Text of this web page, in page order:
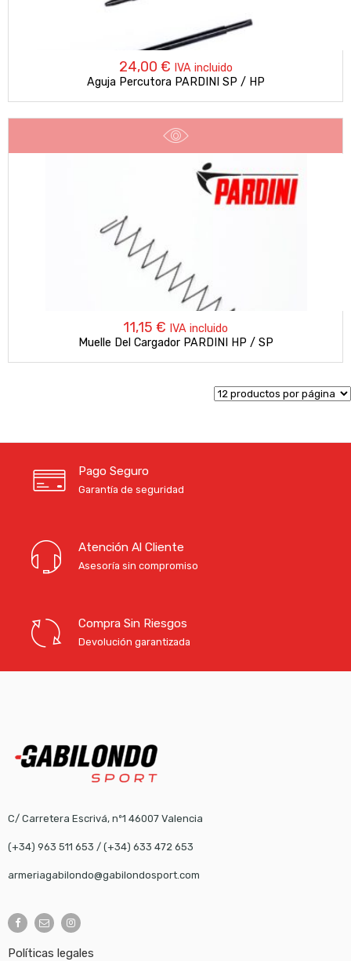
24,00 € IVA incluido
Aguja Percutora PARDINI SP / HP
11,15 € IVA incluido
Muelle Del Cargador PARDINI HP / SP
Pago Seguro
Garantía de seguridad
Atención Al Cliente
Asesoría sin compromiso
Compra Sin Riesgos
Devolución garantizada
C/ Carretera Escrivá, nº1 46007 Valencia
(+34) 963 511 653 / (+34) 633 472 653
armeriagabilondo@gabilondosport.com
Políticas legales